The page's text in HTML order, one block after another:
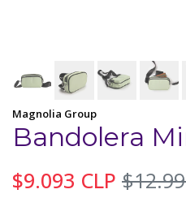
Magnolia Group
Bandolera
$9.093 CLP